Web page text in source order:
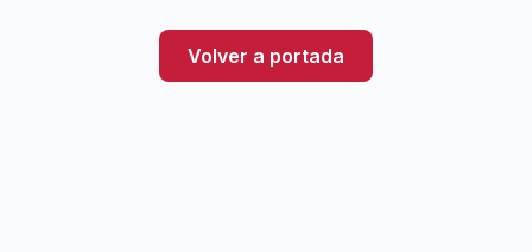
Volver a portada